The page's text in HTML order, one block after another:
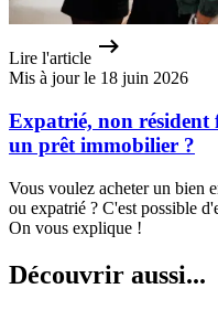
Lire l'article
Mis à jour le 18 juin 2026
Expatrié, non résident
un prêt immobilier ?
Vous voulez acheter un bien
ou expatrié ? C'est possible
On vous explique !
Découvrir aussi...